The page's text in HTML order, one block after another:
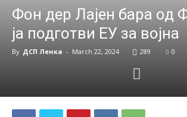
Фон дер Лајен бара од
ја подготви ЕУ за војна
By ДСП Ленка - March 22, 2024 289 0